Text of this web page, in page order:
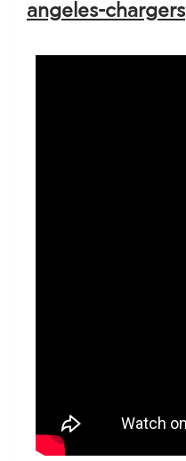
angeles-chargers